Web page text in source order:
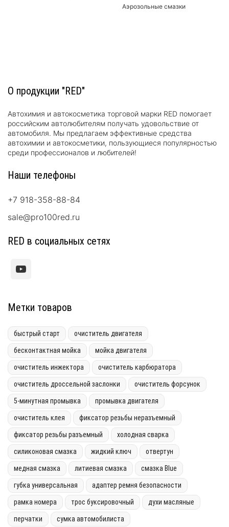
Аэрозольные смазки
О продукции "RED"
Автохимия и автокосметика торговой марки RED помогает
российским автолюбителям получать удовольствие от
автомобиля. Мы предлагаем эффективные средства
автохимии и автокосметики, пользующиеся популярностью
среди профессионалов и любителей!
Наши телефоны
+7 918-358-88-84
sale@pro100red.ru
RED в социальных сетях
Метки товаров
быстрый старт очиститель двигателя
бесконтактная мойка мойка двигателя
очиститель инжектора очиститель карбюратора
очиститель дроссельной заслонки очиститель форсунок
5-минутная промывка промывка двигателя
очиститель клея фиксатор резьбы неразъемный
фиксатор резьбы разъемный холодная сварка
силиконовая смазка жидкий ключ отвертун
медная смазка литиевая смазка смазка Blue
губка универсальная адаптер ремня безопасности
рамка номера трос буксировочный духи масляные
перчатки сумка автомобилиста